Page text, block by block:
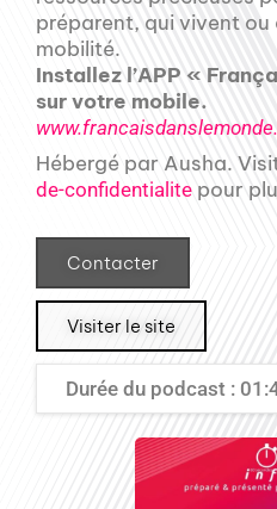
préparent, qui vivent ou
mobilité.
Installez l’APP «
sur votre mobile.
Hébergé par Ausha.
de-confidentialite pour
Contacter
Visiter le site
Durée du podcast :